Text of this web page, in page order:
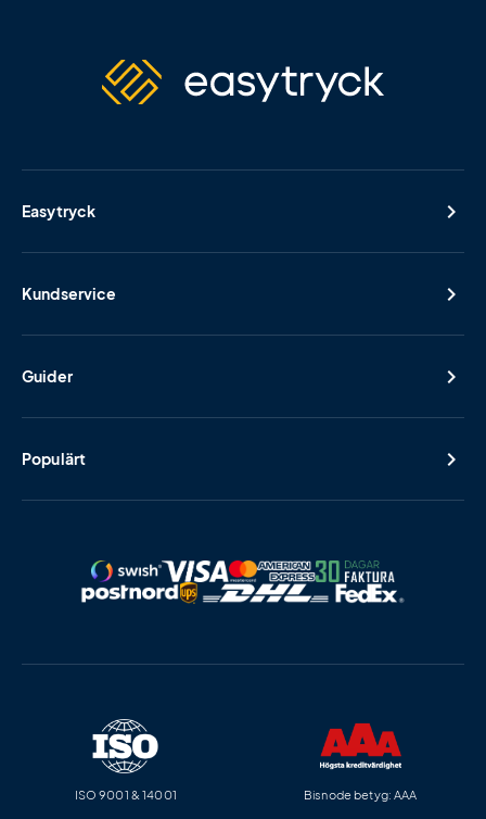
Easytryck
Kundservice
Guider
Populärt
ISO 9001 & 14001 Bisnode betyg: AAA